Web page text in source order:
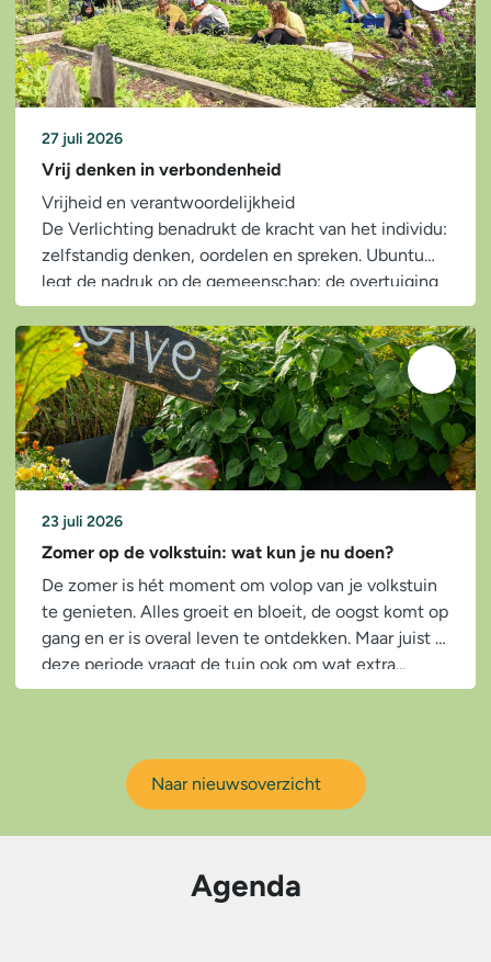
27 juli 2026
Vrij denken in verbondenheid
Vrijheid en verantwoordelijkheid
De Verlichting benadrukt de kracht van het individu:
zelfstandig denken, oordelen en spreken. Ubuntu
legt de nadruk op de gemeenschap: de overtuiging
dat ieder mens pas...
23 juli 2026
Zomer op de volkstuin: wat kun je nu doen?
De zomer is hét moment om volop van je volkstuin
te genieten. Alles groeit en bloeit, de oogst komt op
gang en er is overal leven te ontdekken. Maar juist in
deze periode vraagt de tuin ook om wat extra...
Naar nieuwsoverzicht
Agenda